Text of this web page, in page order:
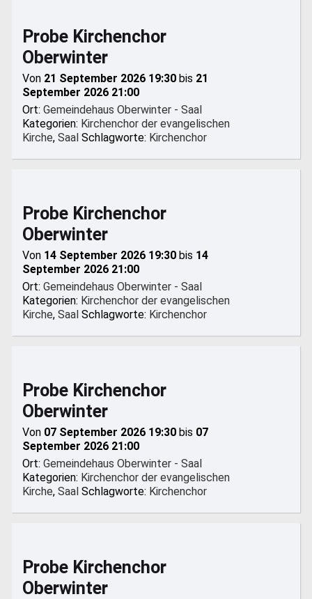
Probe Kirchenchor
Oberwinter
Von 21 September 2026 19:30 bis 21
September 2026 21:00
Ort:Gemeindehaus Oberwinter - Saal
Kategorien: Kirchenchor der evangelischen
Kirche,Saal Schlagworte: Kirchenchor
Probe Kirchenchor
Oberwinter
Von 14 September 2026 19:30 bis 14
September 2026 21:00
Ort:Gemeindehaus Oberwinter - Saal
Kategorien: Kirchenchor der evangelischen
Kirche,Saal Schlagworte: Kirchenchor
Probe Kirchenchor
Oberwinter
Von 07 September 2026 19:30 bis 07
September 2026 21:00
Ort:Gemeindehaus Oberwinter - Saal
Kategorien: Kirchenchor der evangelischen
Kirche,Saal Schlagworte: Kirchenchor
Probe Kirchenchor
Oberwinter